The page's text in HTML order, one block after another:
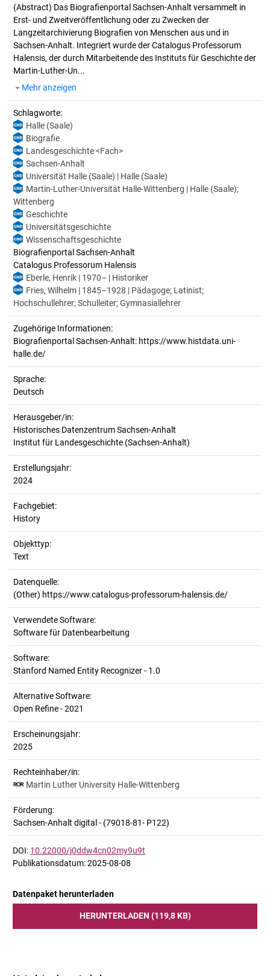
(Abstract) Das Biografienportal Sachsen-Anhalt versammelt in
Erst- und Zweitveröffentlichung oder zu Zwecken der
Langzeitarchivierung Biografien von Menschen aus und in
Sachsen-Anhalt. Integriert wurde der Catalogus Professorum
Halensis, der durch Mitarbeitende des Instituts für Geschichte der
Martin-Luther-Un...
Mehr anzeigen
Schlagworte:
Halle (Saale)
Biografie
Landesgeschichte <Fach>
Sachsen-Anhalt
Universität Halle (Saale) | Halle (Saale)
Martin-Luther-Universität Halle-Wittenberg | Halle (Saale);
Wittenberg
Geschichte
Universitätsgeschichte
Wissenschaftsgeschichte
Biografienportal Sachsen-Anhalt
Catalogus Professorum Halensis
Eberle, Henrik | 1970– | Historiker
Fries, Wilhelm | 1845–1928 | Pädagoge; Latinist;
Hochschullehrer; Schulleiter; Gymnasiallehrer
Zugehörige Informationen:
Biografienportal Sachsen-Anhalt: https://www.histdata.uni-
halle.de/
Sprache:
Deutsch
Herausgeber/in:
Historisches Datenzentrum Sachsen-Anhalt
Institut für Landesgeschichte (Sachsen-Anhalt)
Erstellungsjahr:
2024
Fachgebiet:
History
Objekttyp:
Text
Datenquelle:
(Other) https://www.catalogus-professorum-halensis.de/
Verwendete Software:
Software für Datenbearbeitung
Software:
Stanford Named Entity Recognizer - 1.0
Alternative Software:
Open Refine - 2021
Erscheinungsjahr:
2025
Rechteinhaber/in:
Martin Luther University Halle-Wittenberg
Förderung:
Sachsen-Anhalt digital - (79018-81- P122)
DOI: 10.22000/j0ddw4cn02my9u9t
Publikationsdatum: 2025-08-08
Datenpaket herunterladen
HERUNTERLADEN (119,8 KB)